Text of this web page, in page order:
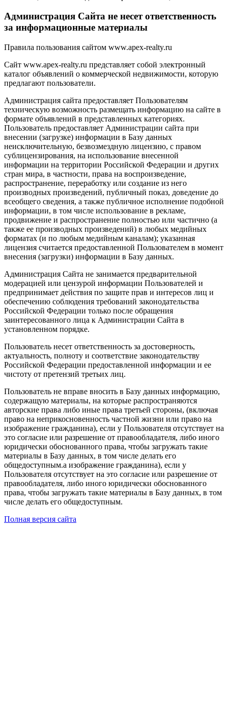
Администрация Сайта не несет ответственность
за информационные материалы
Правила пользования сайтом www.apex-realty.ru
Сайт www.apex-realty.ru представляет собой электронный
каталог объявлений о коммерческой недвижимости, которую
предлагают пользователи.
Администрация сайта предоставляет Пользователям
техническую возможность размещать информацию на сайте в
формате объявлений в представленных категориях.
Пользователь предоставляет Администрации сайта при
внесении (загрузке) информации в Базу данных
неисключительную, безвозмездную лицензию, с правом
сублицензирования, на использование внесенной
информации на территории Российской Федерации и других
стран мира, в частности, права на воспроизведение,
распространение, переработку или создание из него
производных произведений, публичный показ, доведение до
всеобщего сведения, а также публичное исполнение подобной
информации, в том числе использование в рекламе,
продвижение и распространение полностью или частично (а
также ее производных произведений) в любых медийных
форматах (и по любым медийным каналам); указанная
лицензия считается предоставленной Пользователем в момент
внесения (загрузки) информации в Базу данных.
Администрация Сайта не занимается предварительной
модерацией или цензурой информации Пользователей и
предпринимает действия по защите прав и интересов лиц и
обеспечению соблюдения требований законодательства
Российской Федерации только после обращения
заинтересованного лица к Администрации Сайта в
установленном порядке.
Пользователь несет ответственность за достоверность,
актуальность, полноту и соответствие законодательству
Российской Федерации предоставленной информации и ее
чистоту от претензий третьих лиц.
Пользователь не вправе вносить в Базу данных информацию,
содержащую материалы, на которые распространяются
авторские права либо иные права третьей стороны, (включая
право на неприкосновенность частной жизни или право на
изображение гражданина), если у Пользователя отсутствует на
это согласие или разрешение от правообладателя, либо иного
юридически обоснованного права, чтобы загружать такие
материалы в Базу данных, в том числе делать его
общедоступным.а изображение гражданина), если у
Пользователя отсутствует на это согласие или разрешение от
правообладателя, либо иного юридически обоснованного
права, чтобы загружать такие материалы в Базу данных, в том
числе делать его общедоступным.
Полная версия сайта